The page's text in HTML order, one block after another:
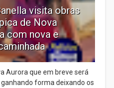
visita obras
de Nova
com nova e
Aurora que em breve será
forma deixando os